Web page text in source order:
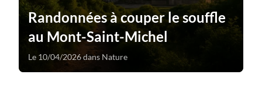
Randonnées à couper le souffle
au Mont-Saint-Michel
Le 10/04/2026 dans Nature